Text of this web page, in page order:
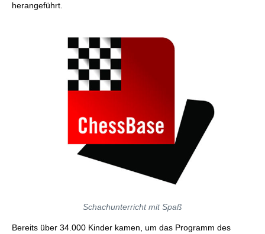
herangeführt.
Schachunterricht mit Spaß
Bereits über 34.000 Kinder kamen, um das Programm des